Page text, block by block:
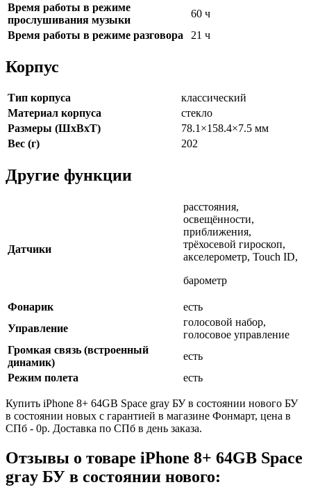
Время работы в режиме
прослушивания музыки
60 ч
Время работы в режиме разговора
21 ч
Корпус
Тип корпуса
классический
Материал корпуса
стекло
Размеры (ШxВxТ)
78.1×158.4×7.5 мм
Вес (г)
202
Другие функции
Датчики
расстояния,
освещённости,
приближения,
трёхосевой гироскоп,
акселерометр, Touch ID,
барометр
Фонарик
есть
Управление
голосовой набор,
голосовое управление
Громкая связь (встроенный
динамик)
есть
Режим полета
есть
Купить iPhone 8+ 64GB Space gray БУ в состоянии нового БУ
в состоянии новых с гарантией в магазине Фонмарт, цена в
СПб - 0р. Доставка по СПб в день заказа.
Отзывы о товаре iPhone 8+ 64GB Space
gray БУ в состоянии нового: